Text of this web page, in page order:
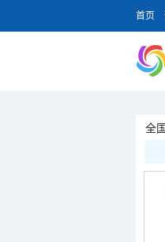
首页
全国